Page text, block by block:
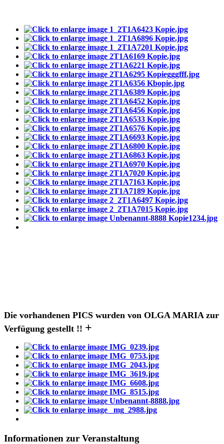
Die vorhandenen PICS wurden von OLGA MARIA zur
Verfügung gestellt !! +
Informationen zur Veranstaltung